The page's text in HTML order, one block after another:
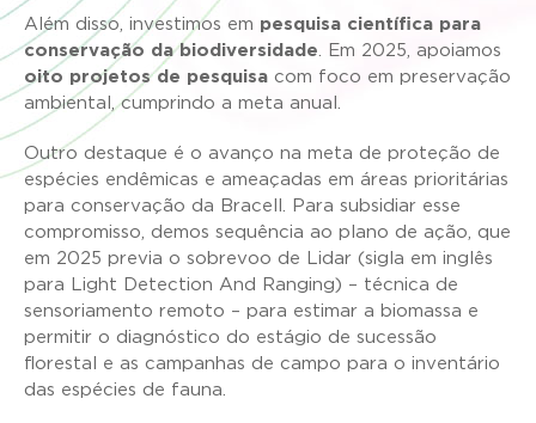
Além disso, investimos em pesquisa científica para
conservação da biodiversidade . Em 2025, apoiamos
oito projetos de pesquisa com foco em preservação
ambiental, cumprindo a meta anual.
Outro destaque é o avanço na meta de proteção de
espécies endêmicas e ameaçadas em áreas prioritárias
para conservação da Bracell. Para subsidiar esse
compromisso, demos sequência ao plano de ação, que
em 2025 previa o sobrevoo de Lidar (sigla em inglês
para Light Detection And Ranging) – técnica de
sensoriamento remoto – para estimar a biomassa e
permitir o diagnóstico do estágio de sucessão
florestal e as campanhas de campo para o inventário
das espécies de fauna.